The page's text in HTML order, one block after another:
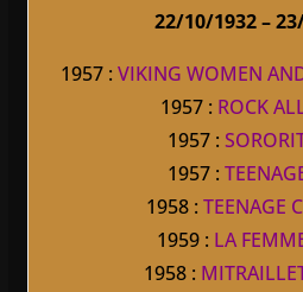
22/10/1932 –
1957 : VIKING WOMEN
1957 : ROCK
1957 :
1957 :
1958 : TEENAGE
1959 : LA
1958 :